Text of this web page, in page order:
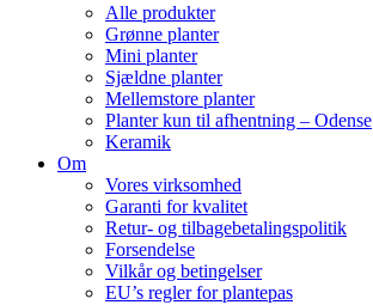
Alle produkter
Grønne planter
Mini planter
Sjældne planter
Mellemstore planter
Planter kun til afhentning – Odense
Keramik
Om
Vores virksomhed
Garanti for kvalitet
Retur- og tilbagebetalingspolitik
Forsendelse
Vilkår og betingelser
EU’s regler for plantepas